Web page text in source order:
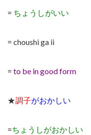
= ちょうしがいい
= choushi ga ii
= to be in good form
★調子がおかしい
=ちょうしがおかしい